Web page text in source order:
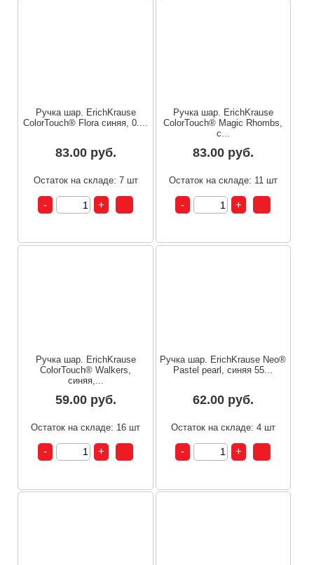
Ручка шар. ErichKrause
ColorTouch® Flora синяя, 0....
83.00 руб.
Остаток на складе: 7 шт
Ручка шар. ErichKrause
ColorTouch® Magic Rhombs,
с...
83.00 руб.
Остаток на складе: 11 шт
Ручка шар. ErichKrause
ColorTouch® Walkers,
синяя,...
59.00 руб.
Остаток на складе: 16 шт
Ручка шар. ErichKrause Neo®
Pastel pearl, синяя 55...
62.00 руб.
Остаток на складе: 4 шт